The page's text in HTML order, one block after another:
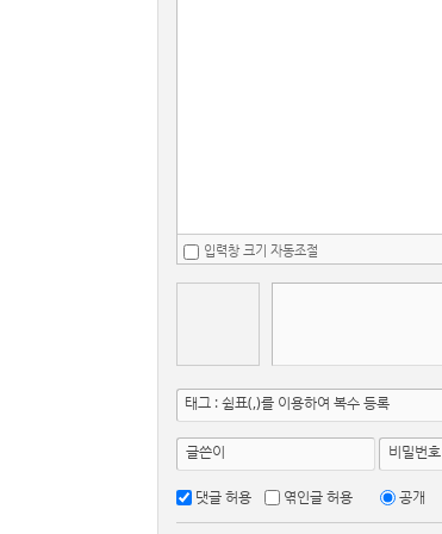
입력창 크기 자동조절
태그 : 쉼표(,)를 이용하여 복수 등록
글쓴이 비밀번호
댓글 허용 엮인글 허용 공개